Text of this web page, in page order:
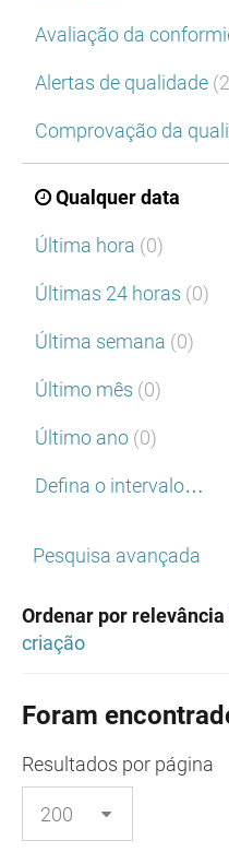
Avaliação da
Alertas de qualidade
Comprovação da
Qualquer data
Última hora (0)
Últimas 24 horas (0)
Última semana (0)
Último mês (0)
Último ano (0)
Defina o intervalo…
Pesquisa avançada
Ordenar por relevância
criação
Foram
Resultados por página